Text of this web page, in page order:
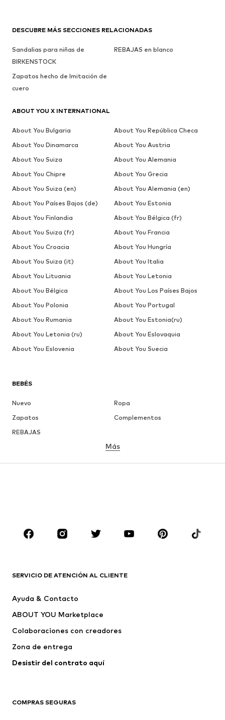
BEBÉS
Nuevo
Ropa
Zapatos
Complementos
REBAJAS
MARCAS
PUMA
Liewood
happy girls
Más
SERVICIO DE ATENCIÓN AL CLIENTE
Ayuda & Contacto
ABOUT YOU Marketplace
Colaboraciones con creadores
Zona de entrega
Desistir del contrato aquí
COMPRAS SEGURAS
DESCUBRE MÁS SECCIONES RELACIONADAS
Sandalias para niñas de
BIRKENSTOCK
REBAJAS en blanco
Zapatos hecho de Imitación de
cuero
ABOUT YOU X INTERNATIONAL
About You Bulgaria
About You República Checa
About You Dinamarca
About You Austria
About You Suiza
About You Alemania
About You Chipre
About You Grecia
About You Suiza (en)
About You Alemania (en)
About You Países Bajos (de)
About You Estonia
About You Finlandia
About You Bélgica (fr)
About You Suiza (fr)
About You Francia
About You Croacia
About You Hungría
About You Suiza (it)
About You Italia
About You Lituania
About You Letonia
About You Bélgica
About You Los Países Bajos
About You Polonia
About You Portugal
About You Rumania
About You Estonia(ru)
About You Letonia (ru)
About You Eslovaquia
About You Eslovenia
About You Suecia